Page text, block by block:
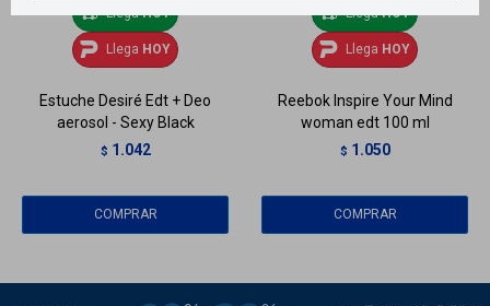
LlegaHOY
Llega HOY
Estuche Desiré Edt + Deo
aerosol - Sexy Black
$ 1.042
LlegaHOY
Llega HOY
Reebok Inspire Your Mind
woman edt 100 ml
$ 1.050